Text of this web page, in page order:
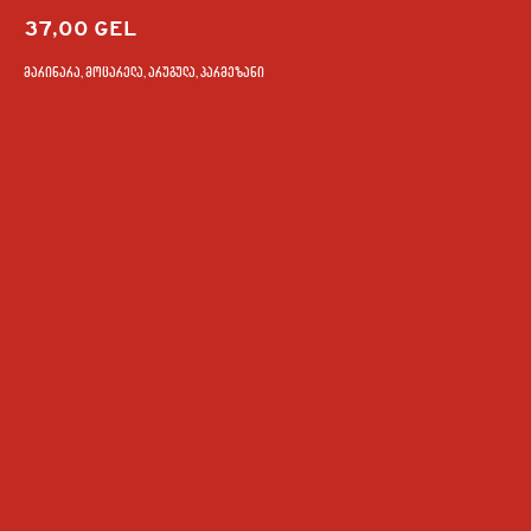
37,00 GEL
მარინარა, მოცარელა, არუგულა, პარმეზანი